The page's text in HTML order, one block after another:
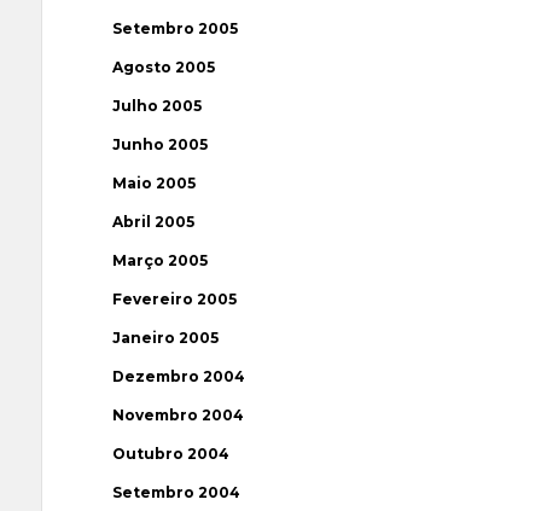
Setembro 2005
Agosto 2005
Julho 2005
Junho 2005
Maio 2005
Abril 2005
Março 2005
Fevereiro 2005
Janeiro 2005
Dezembro 2004
Novembro 2004
Outubro 2004
Setembro 2004